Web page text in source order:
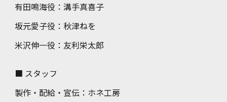
有田鳴海役 ：溝手真喜子
坂元愛子役 ： 秋津ねを
米沢伸一役 ： 友利栄太郎
■ スタッフ
製作・配給・宣伝 ： ホネ工房